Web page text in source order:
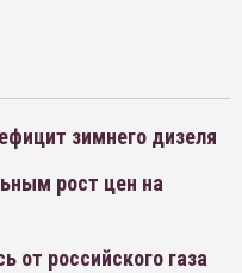
зимнего дизеля
рост цен на
от российского газа